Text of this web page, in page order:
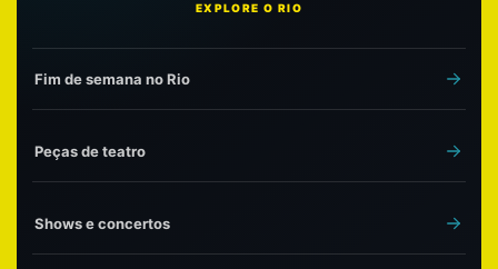
EXPLORE O RIO
Fim de semana no Rio
Peças de teatro
Shows e concertos